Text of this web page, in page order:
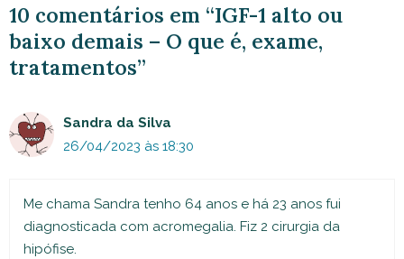
10 comentários em “IGF-1 alto ou
baixo demais – O que é, exame,
tratamentos”
Sandra da Silva
26/04/2023 às 18:30
Me chama Sandra tenho 64 anos e há 23 anos fui
diagnosticada com acromegalia. Fiz 2 cirurgia da
hipófise.